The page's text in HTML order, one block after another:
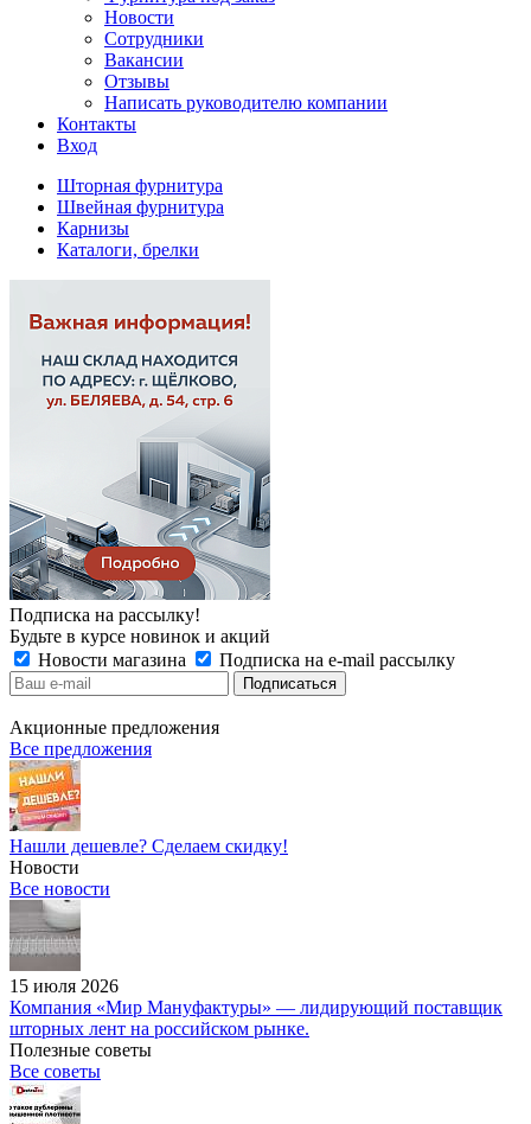
Новости
Сотрудники
Вакансии
Отзывы
Написать руководителю компании
Контакты
Вход
Шторная фурнитура
Швейная фурнитура
Карнизы
Каталоги, брелки
Подписка на рассылку!
Будьте в курсе новинок и акций
Новости магазина
Подписка на e-mail рассылку
Акционные предложения
Все предложения
Нашли дешевле? Сделаем скидку!
Новости
Все новости
15 июля 2026
Компания «Мир Мануфактуры» — лидирующий поставщик
шторных лент на российском рынке.
Полезные советы
Все советы